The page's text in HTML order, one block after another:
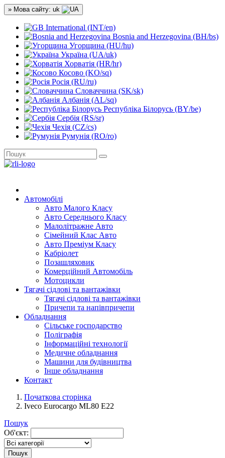
» Мова сайту: uk
International (INT/en)
Bosnia and Herzegovina (BH/bs)
Угорщина (HU/hu)
Україна (UA/uk)
Хорватія (HR/hr)
Косово (KO/sq)
Росія (RU/ru)
Словаччина (SK/sk)
Албанія (AL/sq)
Республіка Білорусь (BY/be)
Сербія (RS/sr)
Чехія (CZ/cs)
Румунія (RO/ro)
Автомобілі
Авто Малого Класу
Авто Середнього Класу
Малолітражне Авто
Сімейний Клас Авто
Авто Преміум Класу
Кабріолет
Позашляховик
Комерційний Автомобіль
Мотоцикли
Тягачі сідлові та вантажівки
Тягачі сідлові та вантажівки
Причепи та напівпричепи
Обладнання
Сільське господарство
Поліграфія
Інформаційні технології
Медичне обладнання
Машини для будівництва
Інше обладнання
Контакт
Початкова сторінка
Iveco Eurocargo ML80 E22
Пошук
Об'єкт:
Пошук